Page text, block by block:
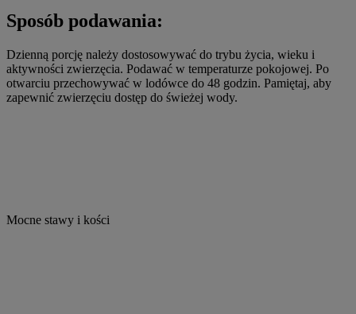
Sposób podawania:
Dzienną porcję należy dostosowywać do trybu życia, wieku i
aktywności zwierzęcia. Podawać w temperaturze pokojowej. Po
otwarciu przechowywać w lodówce do 48 godzin. Pamiętaj, aby
zapewnić zwierzęciu dostęp do świeżej wody.
Mocne stawy i kości